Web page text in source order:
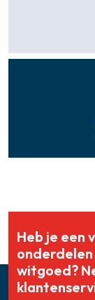
Heb je een
witgoed?